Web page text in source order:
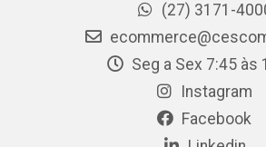
(27) 3171-
Seg a Sex 7:45 às
Instagram
Facebook